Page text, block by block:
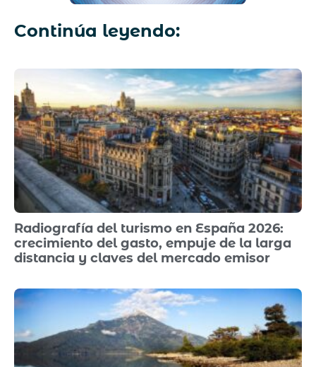
Continúa leyendo:
Radiografía del turismo en España 2026:
crecimiento del gasto, empuje de la larga
distancia y claves del mercado emisor